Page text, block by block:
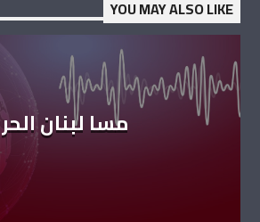
YOU MAY ALSO LIKE
مسا لبنان الحر